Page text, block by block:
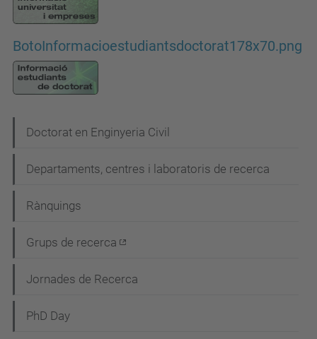
BotoInformacioestudiantsdoctorat178x70.png
a
v
g
a
i
ó
Doctorat en Enginyeria Civil
Departaments, centres i laboratoris de recerca
Rànquings
Grups de recerca
Jornades de Recerca
PhD Day